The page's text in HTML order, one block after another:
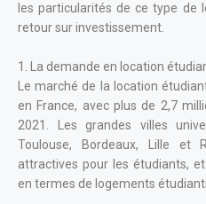
les particularités de ce type de
retour sur investissement.
1.
La demande en location
Le marché de la location
en France, avec plus de 2,7
2021. Les grandes villes
Toulouse, Bordeaux, Lille et
attractives pour les étudiants,
en termes de logements